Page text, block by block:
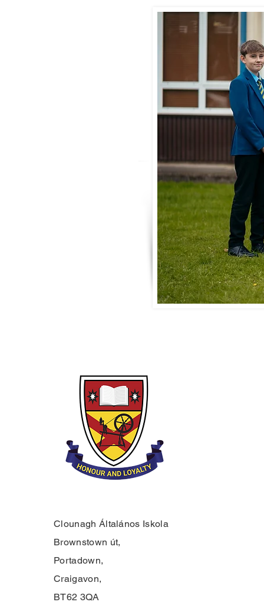
Clounagh Általános Iskola
Brownstown út,
Portadown,
Craigavon,
BT62 3QA